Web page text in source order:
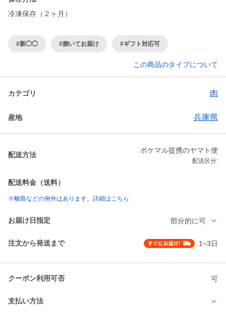
冷凍保存（２ヶ月）
#新◯◯ #捌いてお届け #ギフト対応可
この商品のタイプについて
カテゴリ 肉
産地 兵庫県
配送方法
ポケマル提携のヤマト便
配送区分:
配送料金（送料）
※離島などの例外はあります。詳細はこちら
お届け日指定 部分的に可
注文から発送まで 1~3日
クーポン利用可否 可
支払い方法